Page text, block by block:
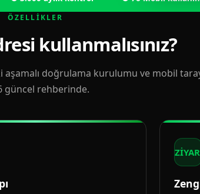
ÖZELLIKLER
kullanmalısınız?
doğrulama kurulumu ve mobil
güncel rehberinde.